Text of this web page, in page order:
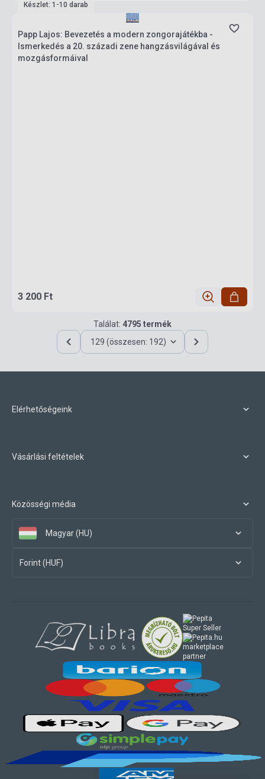
Készlet: 1-10 darab
Papp Lajos: Bevezetés a modern zongorajátékba -
Ismerkedés a 20. századi zene hangzásvilágával és
mozgásformáival
3 200 Ft
Találat: 4795 termék
129 (összesen: 192)
Elérhetőségeink
Vásárlási feltételek
Közösségi média
Magyar (HU)
Forint (HUF)
marketplace
partner